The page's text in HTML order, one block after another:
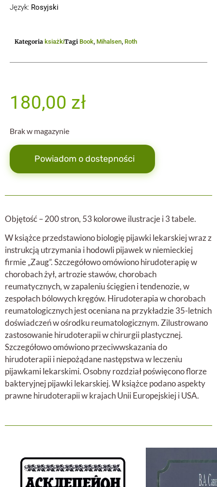
Język: Rosyjski
Kategoria ksiażkiTagi Book, Mihalsen, Roth
180,00 zł
Brak w magazynie
Powiadom o dostepności
Objętość – 200 stron, 53 kolorowe ilustracje i 3 tabele.
W książce przedstawiono biologię pijawki lekarskiej wraz z
instrukcją utrzymania i hodowli pijawek w niemieckiej
firmie „Zaug”. Szczegółowo omówiono hirudoterapię w
chorobach żył, artrozie stawów, chorobach
reumatycznych, w zapaleniu ścięgien i tendenozie, w
zespołach bólowych kręgów. Hirudoterapia w chorobach
reumatologicznych jest oceniana na przykładzie 35-letnich
doświadczeń w ośrodku reumatologicznym. Zilustrowano
zastosowanie hirudoterapii w chirurgii plastycznej.
Szczegółowo omówiono przeciwwskazania do
hirudoterapii i niepożądane następstwa w leczeniu
pijawkami lekarskimi. Osobny rozdział poświęcono florze
bakteryjnej pijawki lekarskiej. W książce podano aspekty
prawne hirudoterapii w krajach Unii Europejskiej i USA.